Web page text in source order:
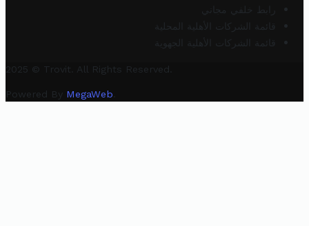
رابط خلفي مجاني
قائمة الشركات الأهلية المحلية
قائمة الشركات الأهلية الجهوية
2025 © Trovit. All Rights Reserved.
Powered By MegaWeb